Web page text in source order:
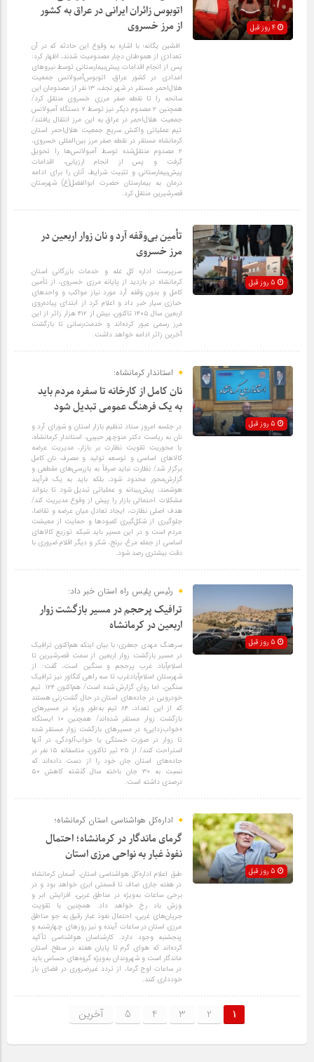
اتوبوس زائران ایرانی در عراق به کشور
از مرز خسروی
افشین یگانه؛ با اشاره به وقوع این حادثه که در آن
تعدادی از هموطنان دچار مصدومیت شدند، اظهار کرد:
پس از انجام اقدامات پیش‌بیمارستانی توسط نیروهای
امدادی در کشور عراق، اتوبوس‌آمبولانس جمعیت
هلال‌احمر مستقر در شهر نجف، ۱۳ نفر از مصدومان این
سانحه را تا نقطه صفر مرزی خسروی منتقل کرد/
همچنین ۲ مصدوم دیگر نیز توسط ۲ دستگاه آمبولانس
جمعیت هلال‌احمر در عراق به این مرز انتقال یافتند/
تیم عملیاتی واکنش سریع جمعیت هلال‌احمر استان
کرمانشاه مستقر در نقطه صفر مرز بین‌المللی خسروی،
۲ مصدوم منتقل‌شده توسط آمبولانس‌ها را تحویل
گرفت و پس از انجام ارزیابی، اقدامات
پیش‌بیمارستانی و تثبیت شرایط، آنان را برای ادامه
درمان به بیمارستان حضرت ابوالفضل(ع) شهرستان
قصرشیرین منتقل کرد.
تأمین بی‌وقفه آرد و نان زوار اربعین در
مرز خسروی
سرپرست اداره کل غله و خدمات بازرگانی استان
کرمانشاه در بازدید از پایانه مرزی خسروی، از تأمین
کامل و بدون وقفه آرد مورد نیاز مواکب و واحدهای
خبازی سیار خبر داد و اعلام کرد از ابتدای پیاده‌روی
اربعین سال ۱۴۰۵ تاکنون، بیش از ۴۱۲ هزار زائر از این
مرز رسمی عبور کرده‌اند و خدمت‌رسانی تا بازگشت
آخرین زائر ادامه خواهد داشت.
استاندار کرمانشاه:
نان کامل از کارخانه تا سفره مردم باید
به یک فرهنگ عمومی تبدیل شود
در جلسه امروز ستاد تنظیم بازار استان و شورای آرد و
نان به ریاست دکتر منوچهر حبیبی، استاندار کرمانشاه،
با محوریت تقویت نظارت بر بازار، مدیریت عرضه
کالاهای اساسی و توسعه تولید و مصرف نان کامل
برگزار شد/ نظارت نباید صرفاً به بازرسی‌های مقطعی و
گزارش‌محور محدود شود، بلکه باید به یک فرآیند
هوشمند، پیش‌بینانه و عملیاتی تبدیل شود تا بتواند
مشکلات احتمالی بازار را پیش از وقوع مدیریت کند/
هدف اصلی نظارت، ایجاد تعادل میان عرضه و تقاضا،
جلوگیری از شکل‌گیری کمبودها و حمایت از معیشت
مردم است و در این مسیر باید شبکه توزیع کالاهای
اساسی از جمله مرغ، برنج، شکر و دیگر اقلام ضروری با
دقت بیشتری رصد شود.
رئیس پلیس راه استان خبر داد:
ترافیک پرحجم در مسیر بازگشت زوار
اربعین در کرمانشاه
سرهنگ مهدی جعفری؛ با بیان اینکه هم‌اکنون ترافیک
در مسیر بازگشت زوار اربعین از سمت قصرشیرین تا
اسلام‌آباد غرب پرحجم و سنگین است، گفت: از
شهرستان اسلام‌آبادغرب تا سه راهی کنگاور نیز ترافیک
سنگین، اما روان گزارش شده است/ هم‌اکنون ۱۲۴ تیم
خودرویی در جاده‌های استان در حال گشت‌زنی هستند
که از این تعداد، ۸۴ تیم به‌طور ویژه در مسیرهای
بازگشت زوار مستقر شده‌اند/ همچنین ۱۰ ایستگاه
«خواب‌زدایی» در مسیرهای بازگشت زوار مستقر شده
تا زوار در صورت خستگی یا خواب‌آلودگی، در آنها
استراحت کنند/ از ۲۵ تیر تاکنون، متاسفانه ۱۵ نفر در
جاده‌های استان جان خود را از دست داده‌اند که
نسبت به ۳۰ جان باخته سال گذشته کاهش ۵۰
درصدی داشته است.
اداره‌کل هواشناسی استان کرمانشاه؛
گرمای ماندگار در کرمانشاه؛ احتمال
نفوذ غبار به نواحی مرزی استان
طبق اعلام اداره‌کل هواشناسی استان، آسمان کرمانشاه
در هفته جاری صاف تا قسمتی ابری خواهد بود و در
برخی ساعات به‌ویژه در مناطق غربی، افزایش ابر و
وزش باد رخ خواهد داد. همچنین با تقویت
جریان‌های غربی، احتمال نفوذ غبار رقیق به جو مناطق
مرزی استان در ساعات آینده و نیز روزهای چهارشنبه و
پنجشنبه وجود دارد. کارشناسان هواشناسی تأکید
کرده‌اند که هوای گرم تا پایان هفته در سطح استان
ماندگار است و شهروندان به‌ویژه گروه‌های حساس باید
در ساعات اوج گرما، از تردد غیرضروری در فضای باز
خودداری کنند.
1
2
3
4
5 آخرین